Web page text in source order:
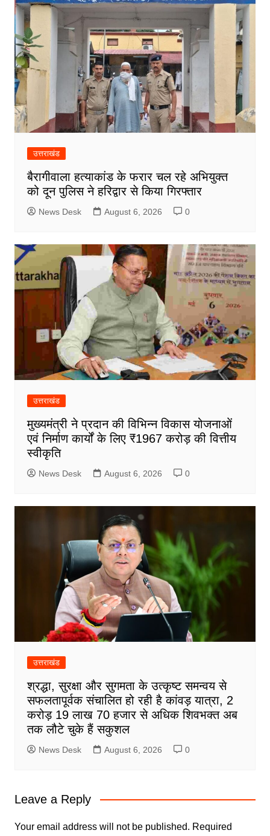
उत्तराखंड
बैरागीवाला हत्याकांड के फरार चल रहे अभियुक्त
को दून पुलिस ने हरिद्वार से किया गिरफ्तार
News Desk August 6, 2026 0
उत्तराखंड
मुख्यमंत्री ने प्रदान की विभिन्न विकास योजनाओं
एवं निर्माण कार्यों के लिए ₹1967 करोड़ की वित्तीय
स्वीकृति
News Desk August 6, 2026 0
उत्तराखंड
श्रद्धा, सुरक्षा और सुगमता के उत्कृष्ट समन्वय से
सफलतापूर्वक संचालित हो रही है कांवड़ यात्रा, 2
करोड़ 19 लाख 70 हजार से अधिक शिवभक्त अब
तक लौटे चुके हैं सकुशल
News Desk August 6, 2026 0
Leave a Reply
Your email address will not be published. Required